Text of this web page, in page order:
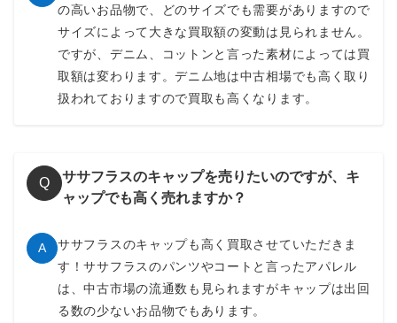
の高いお品物で、どのサイズでも需要がありますので
サイズによって大きな買取額の変動は見られません。
ですが、デニム、コットンと言った素材によっては買
取額は変わります。デニム地は中古相場でも高く取り
扱われておりますので買取も高くなります。
Q
ササフラスのキャップを売りたいのですが、キ
ャップでも高く売れますか？
A
ササフラスのキャップも高く買取させていただきま
す！ササフラスのパンツやコートと言ったアパレル
は、中古市場の流通数も見られますがキャップは出回
る数の少ないお品物でもあります。